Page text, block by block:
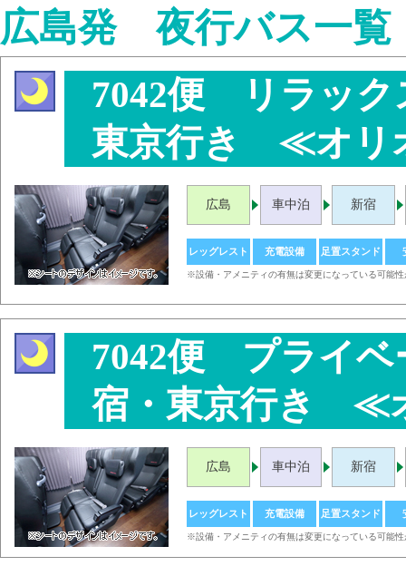
広島発 夜行バス一覧
7042便 リラック
東京行き ≪オリ
広島 車中泊 新宿
レッグレスト 充電設備 足置スタンド
※設備・アメニティの有無は変更になっている可能
7042便 プライベ
宿・東京行き ≪
広島 車中泊 新宿
レッグレスト 充電設備 足置スタンド
※設備・アメニティの有無は変更になっている可能